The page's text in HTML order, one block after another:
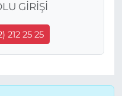
GİRİŞİ
212 25 25